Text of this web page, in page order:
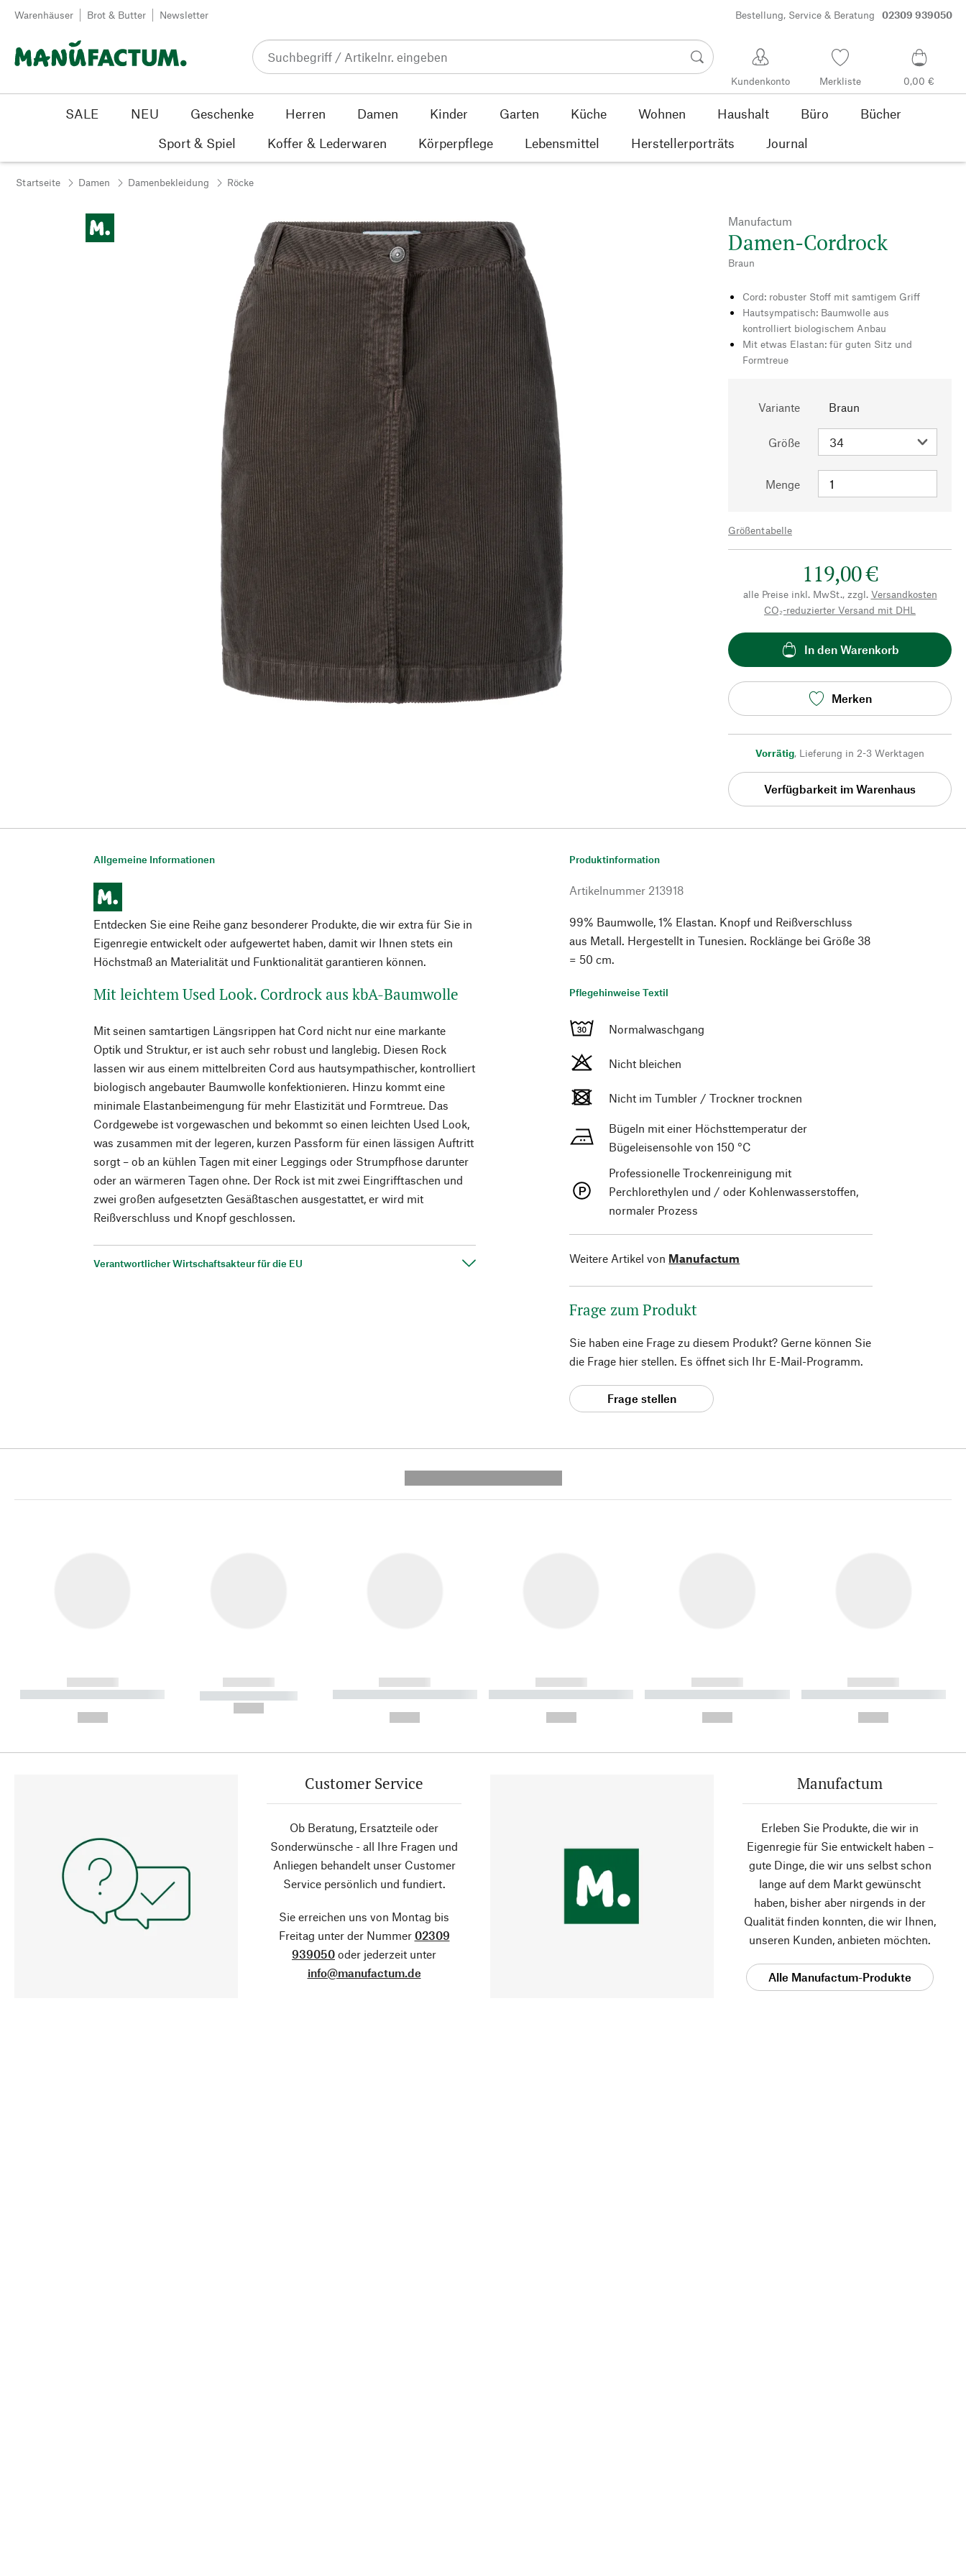
Zum Inhalt springen
Warenhäuser Brot & Butter Newsletter Bestellung, Service & Beratung 02309 939050
Kundenkonto Merkliste 0,00 €
SALE NEU Geschenke Herren Damen Kinder Garten Küche Wohnen Haushalt Büro
Bücher
Sport & Spiel
Koffer & Lederwaren Körperpflege Lebensmittel Herstellerporträts Journal
Startseite Damen Damenbekleidung Röcke
Manufactum
Damen-Cordrock
Braun
Cord: robuster Stoff mit samtigem Griff
Hautsympatisch: Baumwolle aus
kontrolliert biologischem Anbau
Mit etwas Elastan: für guten Sitz und
Formtreue
Variante Braun
Größe
Menge
Größentabelle
119,00 €
alle Preise inkl. MwSt., zzgl. Versandkosten
CO₂-reduzierter Versand mit DHL
In den Warenkorb
Merken
Vorrätig, Lieferung in 2-3 Werktagen
Verfügbarkeit im Warenhaus
Allgemeine Informationen
Entdecken Sie eine Reihe ganz besonderer Produkte, die wir extra für Sie in
Eigenregie entwickelt oder aufgewertet haben, damit wir Ihnen stets ein
Höchstmaß an Materialität und Funktionalität garantieren können.
Mit leichtem Used Look. Cordrock aus kbA-Baumwolle
Mit seinen samtartigen Längsrippen hat Cord nicht nur eine markante
Optik und Struktur, er ist auch sehr robust und langlebig. Diesen Rock
lassen wir aus einem mittelbreiten Cord aus hautsympathischer, kontrolliert
biologisch angebauter Baumwolle konfektionieren. Hinzu kommt eine
minimale Elastanbeimengung für mehr Elastizität und Formtreue. Das
Cordgewebe ist vorgewaschen und bekommt so einen leichten Used Look,
was zusammen mit der legeren, kurzen Passform für einen lässigen Auftritt
sorgt – ob an kühlen Tagen mit einer Leggings oder Strumpfhose darunter
oder an wärmeren Tagen ohne. Der Rock ist mit zwei Eingrifftaschen und
zwei großen aufgesetzten Gesäßtaschen ausgestattet, er wird mit
Reißverschluss und Knopf geschlossen.
Verantwortlicher Wirtschaftsakteur für die EU
Produktinformation
Artikelnummer 213918
99% Baumwolle, 1% Elastan. Knopf und Reißverschluss
aus Metall. Hergestellt in Tunesien. Rocklänge bei Größe 38
= 50 cm.
Pflegehinweise Textil
Normalwaschgang
Nicht bleichen
Nicht im Tumbler / Trockner trocknen
Bügeln mit einer Höchsttemperatur der
Bügeleisensohle von 150 °C
Professionelle Trockenreinigung mit
Perchlorethylen und / oder Kohlenwasserstoffen,
normaler Prozess
Weitere Artikel von Manufactum
Frage zum Produkt
Sie haben eine Frage zu diesem Produkt? Gerne können Sie
die Frage hier stellen. Es öffnet sich Ihr E-Mail-Programm.
Frage stellen
------------
----------- ----------- ----------
------------
----------- -----------
------------
----------- ----------- ----------
------------
----------- ----------- ----------
------------
----------- ----------- ----------
------------
----------- ----------- ----------
Customer Service
Ob Beratung, Ersatzteile oder
Sonderwünsche - all Ihre Fragen und
Anliegen behandelt unser Customer
Service persönlich und fundiert.
Sie erreichen uns von Montag bis
Freitag unter der Nummer 02309
939050 oder jederzeit unter
info@manufactum.de
Manufactum
Erleben Sie Produkte, die wir in
Eigenregie für Sie entwickelt haben –
gute Dinge, die wir uns selbst schon
lange auf dem Markt gewünscht
haben, bisher aber nirgends in der
Qualität finden konnten, die wir Ihnen,
unseren Kunden, anbieten möchten.
Alle Manufactum-Produkte